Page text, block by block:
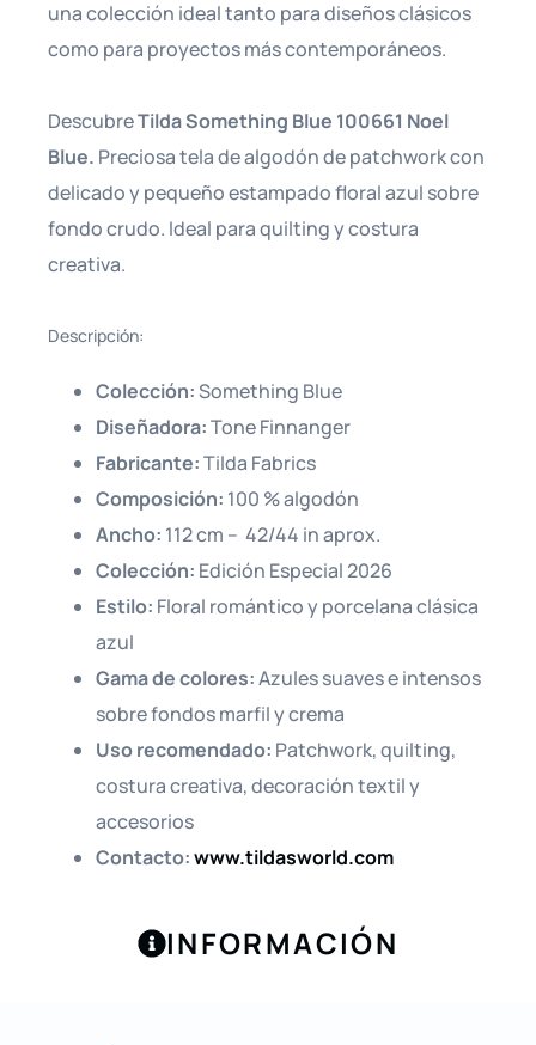
INFORMACIÓN
una colección ideal tanto para diseños clásicos
como para proyectos más contemporáneos.
DescubreTilda Something Blue 100661 Noel
Blue. Preciosa tela de algodón de patchwork con
delicado y pequeño estampado floral azul sobre
fondo crudo. Ideal para quilting y costura
creativa.
Descripción:
Colección:Something Blue
Diseñadora:Tone Finnanger
Fabricante:Tilda Fabrics
Composición: 100 % algodón
Ancho: 112 cm – 42/44 in aprox.
Colección: Edición Especial 2026
Estilo: Floral romántico y porcelana clásica
azul
Gama de colores:Azules suaves e intensos
sobre fondos marfil y crema
Uso recomendado: Patchwork, quilting,
costura creativa, decoración textil y
accesorios
Contacto:www.tildasworld.com